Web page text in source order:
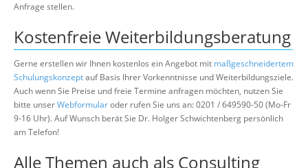
Anfrage stellen.
Kostenfreie Weiterbildungsberatung
Gerne erstellen wir Ihnen kostenlos ein Angebot mit maßgeschneidertem
Schulungskonzeptauf Basis Ihrer Vorkenntnisse und Weiterbildungsziele.
Auch wenn Sie Preise und freie Termine anfragen möchten, nutzen Sie
bitte unserWebformularoder rufen Sie uns an: 0201 / 649590-50 (Mo-Fr
9-16 Uhr). Auf Wunsch berät Sie Dr. Holger Schwichtenberg persönlich
am Telefon!
Alle Themen auch als Consulting